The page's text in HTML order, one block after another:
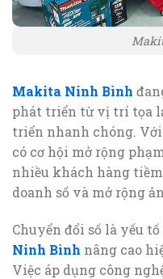
Makita Ninh Bình
phát triển từ vị trí tọa
triển nhanh chóng.
có cơ hội mở rộng
nhiều khách hàng
doanh số và mở rộng
Chuyển đổi số là yếu
Ninh Bình nâng cao
Việc áp dụng công